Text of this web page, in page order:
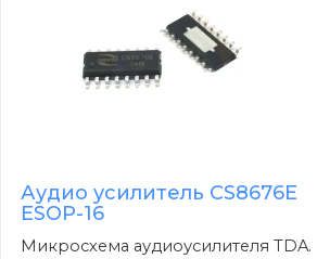
Аудио усилитель CS8676E
ESOP-16
Микросхема аудиоусилителя TDA.